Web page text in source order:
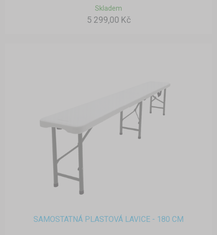
Skladem
5 299,00 Kč
SAMOSTATNÁ PLASTOVÁ LAVICE - 180 CM